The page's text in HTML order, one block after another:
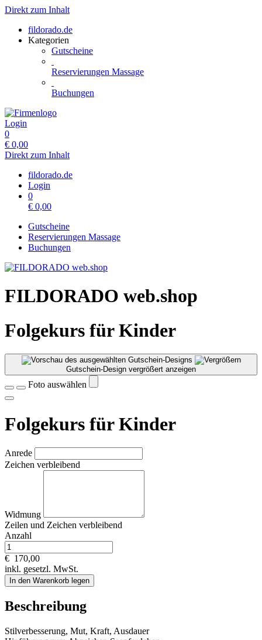
Direkt zum Inhalt
fildorado.de
Kategorien
Gutscheine
Reservierungen Massage
Buchungen
Login
0
€ 0,00
Direkt zum Inhalt
fildorado.de
Login
0
€ 0,00
Gutscheine
Reservierungen Massage
Buchungen
FILDORADO web.shop
Folgekurs für Kinder
Gutschein-Design vergrößert anzeigen
Foto auswählen
Folgekurs für Kinder
Anrede
Zeichen verbleibend
Widmung
Zeilen und Zeichen verbleibend
Anzahl
€ 170,00
inkl. gesetzl. MwSt.
In den Warenkorb legen
Beschreibung
Stilverbesserung, Mut, Kraft, Ausdauer